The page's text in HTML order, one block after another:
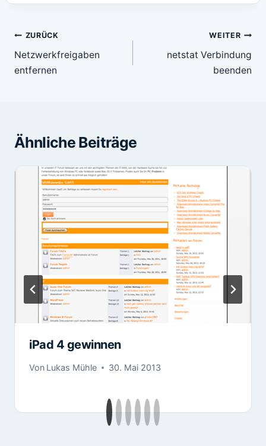
Beitragsnavigation
ZURÜCK
Netzwerkfreigaben
entfernen
WEITER
netstat Verbindung
beenden
Ähnliche Beiträge
iPad 4 gewinnen
Von Lukas Mühle 30. Mai 2013